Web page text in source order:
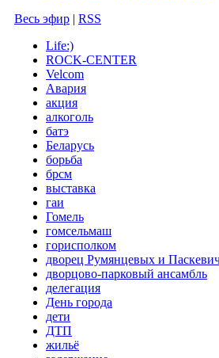
Весь эфир | RSS
Life:)
ROCK-CENTER
Velcom
Авария
акция
алкоголь
батэ
Беларусь
борьба
брсм
выставка
гаи
Гомель
гомсельмаш
горисполком
дворец Румянцевых и
дворцово-парковый ансамбль
делегация
День города
дети
ДТП
жильё